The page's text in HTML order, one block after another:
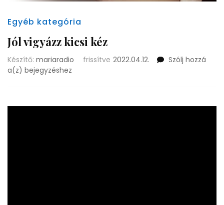
Egyéb kategória
Jól vigyázz kicsi kéz
Készítő: mariaradio frissítve 2022.04.12.
Szólj hozzá
a(z) Jól
bejegyzéshez